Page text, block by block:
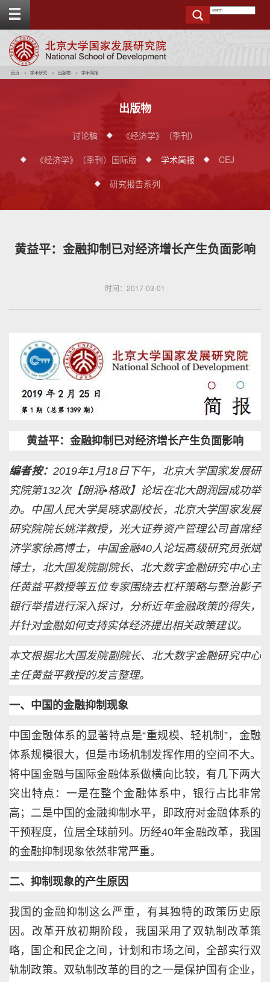
t
首页 学术研究 出版物 学术简报
出版物
讨论稿
《经济学》（季刊）
《经济学》（季刊）国际版
学术简报
CEJ
研究报告系列
黄益平：金融抑制已对经济增长产生负面影响
时间：2017-03-01
黄益平：金融抑制已对经济增长产生负面影响
编者按：2019年1月18日下午，北京大学国家发展研
究院第132次【朗润•格政】论坛在北大朗润园成功举
办。中国人民大学吴晓求副校长，北京大学国家发展
研究院院长姚洋教授，光大证券资产管理公司首席经
济学家徐高博士，中国金融40人论坛高级研究员张斌
博士，北大国发院副院长、北大数字金融研究中心主
任黄益平教授等五位专家围绕去杠杆策略与整治影子
银行举措进行深入探讨，分析近年金融政策的得失，
并针对金融如何支持实体经济提出相关政策建议。
本文根据北大国发院副院长、北大数字金融研究中心
主任黄益平教授的发言整理。
一、中国的金融抑制现象
中国金融体系的显著特点是“重规模、轻机制”，金融
体系规模很大，但是市场机制发挥作用的空间不大。
将中国金融与国际金融体系做横向比较，有几下两大
突出特点：一是在整个金融体系中，银行占比非常
高；二是中国的金融抑制水平，即政府对金融体系的
干预程度，位居全球前列。历经40年金融改革，我国
的金融抑制现象依然非常严重。
二、抑制现象的产生原因
我国的金融抑制这么严重，有其独特的政策历史原
因。改革开放初期阶段，我国采用了双轨制改革策
略，国企和民企之间，计划和市场之间，全部实行双
轨制政策。双轨制改革的目的之一是保护国有企业，